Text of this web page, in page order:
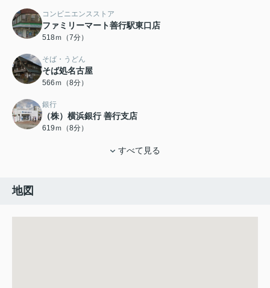
コンビニエンスストア
ファミリーマート善行駅東口店
518ｍ（7分）
そば・うどん
そば処名古屋
566ｍ（8分）
銀行
（株）横浜銀行 善行支店
619ｍ（8分）
すべて見る
地図